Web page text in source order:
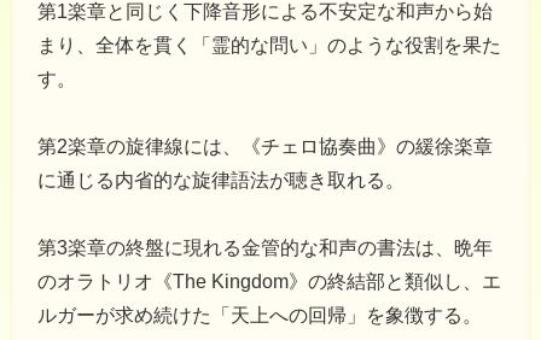
第1楽章と同じく下降音形による不安定な和声から始
まり、全体を貫く「霊的な問い」のような役割を果た
す。
第2楽章の旋律線には、《チェロ協奏曲》の緩徐楽章
に通じる内省的な旋律語法が聴き取れる。
第3楽章の終盤に現れる金管的な和声の書法は、晩年
のオラトリオ《The Kingdom》の終結部と類似し、エ
ルガーが求め続けた「天上への回帰」を象徴する。